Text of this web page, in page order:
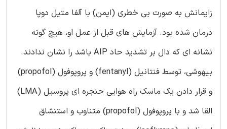
زایمانش به صورت بی خطری (ایمن) با آلفا متیل دوپا
درمان شده بود. آزمایش های قبل از عمل او، هیچ گونه
نشانه ای که دال بر تشدید حاد AIP باشد را نشان ندادند.
بیهوشی، توسط فنتانیل (fentanyl) و پروپوفول (propofol)
و قرار دادن یک ماسک راه هوایی حنجره ای پروسیل (LMA)
القا شد و با پروپوفول (propofol) متناوب و استنشاق